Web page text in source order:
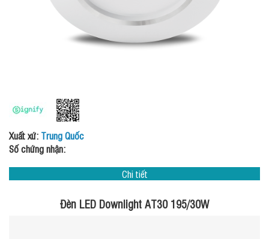
Xuất xứ: Trung Quốc
Số chứng nhận:
Chi tiết
Đèn LED Downlight AT30 195/30W